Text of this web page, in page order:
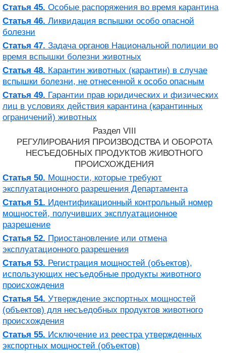
Статья 45. Особые распоряжения во время карантина
Статья 46. Ликвидация вспышки особо опасной
болезни
Статья 47. Задача органов Национальной полиции во
время вспышки болезни животных
Статья 48. Карантин животных (карантин) в случае
вспышки болезни, не отнесенной к особо опасным
Статья 49. Гарантии прав юридических и физических
лиц в условиях действия карантина (карантинных
ограничений) животных
Раздел VIII
РЕГУЛИРОВАНИЯ ПРОИЗВОДСТВА И ОБОРОТА
НЕСЪЕДОБНЫХ ПРОДУКТОВ ЖИВОТНОГО
ПРОИСХОЖДЕНИЯ
Статья 50. Мощности, которые требуют
эксплуатационного разрешения Департамента
Статья 51. Идентификационный контрольный номер
мощностей, получивших эксплуатационное
разрешение
Статья 52. Приостановление или отмена
эксплуатационного разрешения
Статья 53. Регистрация мощностей (объектов),
использующих несъедобные продукты животного
происхождения
Статья 54. Утверждение экспортных мощностей
(объектов) для несъедобных продуктов животного
происхождения
Статья 55. Исключение из реестра утвержденных
экспортных мощностей (объектов)